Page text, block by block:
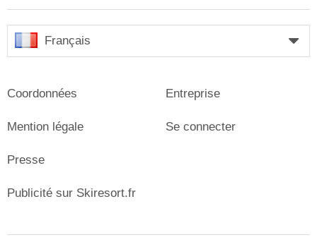
Français
Coordonnées
Mention légale
Presse
Entreprise
Se connecter
Publicité sur Skiresort.fr